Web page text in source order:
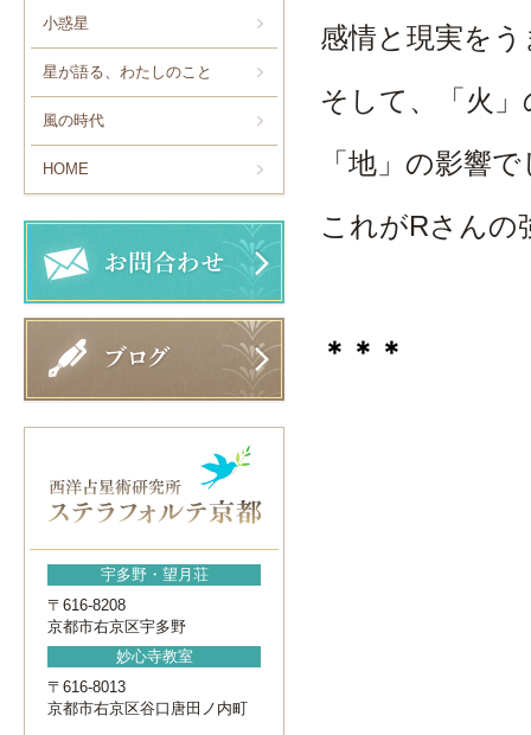
小惑星
星が語る、わたしのこと
風の時代
HOME
宇多野・望月荘
〒616-8208
京都市右京区宇多野
妙心寺教室
〒616-8013
京都市右京区谷口唐田ノ内町
感情と現実を
そして、「火
「地」の影響
これがRさんの
＊＊＊